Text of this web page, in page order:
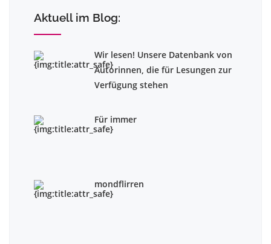
Aktuell im Blog:
Wir lesen! Unsere Datenbank von
Autorinnen, die für Lesungen zur
Verfügung stehen
Für immer
mondflirren